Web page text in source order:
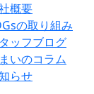
概要
の取り組み
ッフブログ
いのコラム
らせ